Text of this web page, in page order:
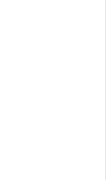
的超
，显